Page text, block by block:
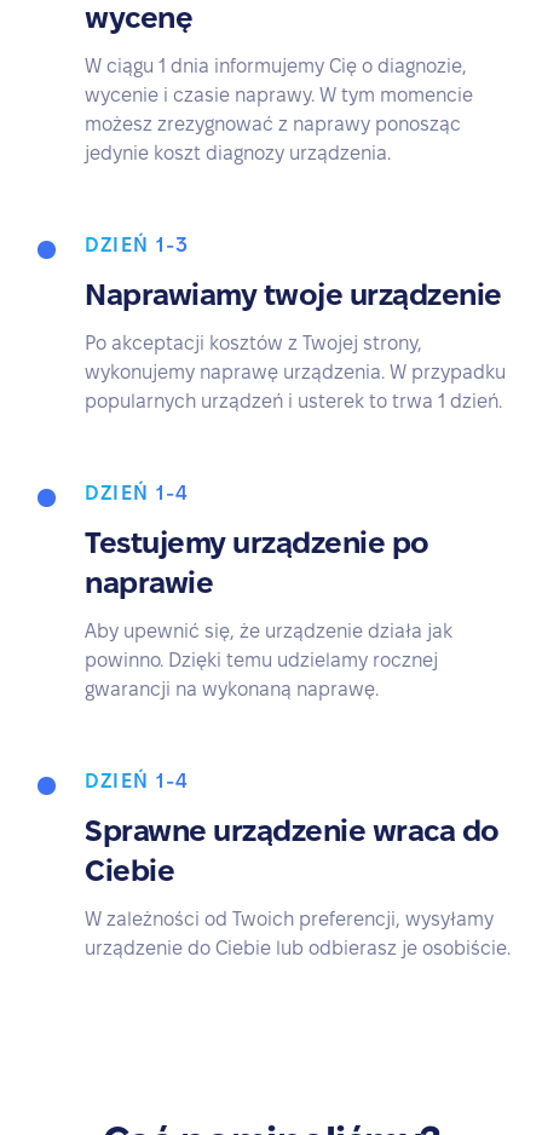
wycenę
W ciągu 1 dnia informujemy Cię o diagnozie,
wycenie i czasie naprawy. W tym momencie
możesz zrezygnować z naprawy ponosząc
jedynie koszt diagnozy urządzenia.
DZIEŃ 1-3
Naprawiamy twoje urządzenie
Po akceptacji kosztów z Twojej strony,
wykonujemy naprawę urządzenia. W przypadku
popularnych urządzeń i usterek to trwa 1 dzień.
DZIEŃ 1-4
Testujemy urządzenie po
naprawie
Aby upewnić się, że urządzenie działa jak
powinno. Dzięki temu udzielamy rocznej
gwarancji na wykonaną naprawę.
DZIEŃ 1-4
Sprawne urządzenie wraca do
Ciebie
W zależności od Twoich preferencji, wysyłamy
urządzenie do Ciebie lub odbierasz je osobiście.